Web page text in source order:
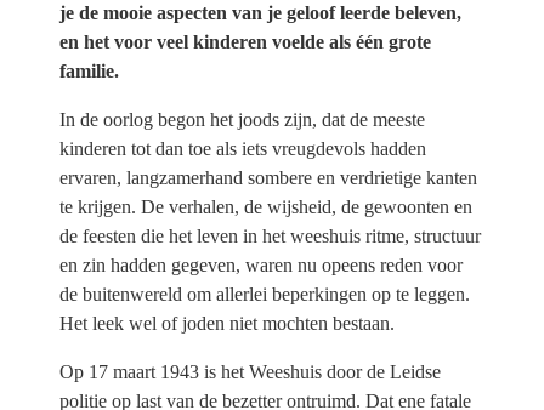
je de mooie aspecten van je geloof leerde beleven,
en het voor veel kinderen voelde als één grote
familie.
In de oorlog begon het joods zijn, dat de meeste
kinderen tot dan toe als iets vreugdevols hadden
ervaren, langzamerhand sombere en verdrietige kanten
te krijgen. De verhalen, de wijsheid, de gewoonten en
de feesten die het leven in het weeshuis ritme, structuur
en zin hadden gegeven, waren nu opeens reden voor
de buitenwereld om allerlei beperkingen op te leggen.
Het leek wel of joden niet mochten bestaan.
Op 17 maart 1943 is het Weeshuis door de Leidse
politie op last van de bezetter ontruimd. Dat ene fatale